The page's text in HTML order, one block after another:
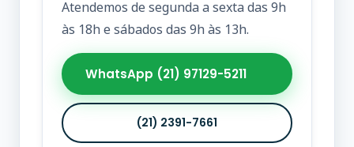
Atendemos de segunda a sexta das 9h
às 18h e sábados das 9h às 13h.
WhatsApp (21) 97129-5211
(21) 2391-7661